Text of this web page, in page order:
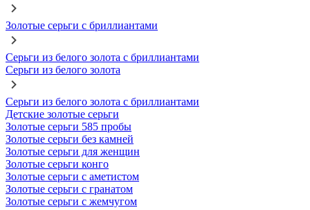
Золотые серьги с бриллиантами
Серьги из белого золота с бриллиантами
Серьги из белого золота
Серьги из белого золота с бриллиантами
Детские золотые серьги
Золотые серьги 585 пробы
Золотые серьги без камней
Золотые серьги для женщин
Золотые серьги конго
Золотые серьги с аметистом
Золотые серьги с гранатом
Золотые серьги с жемчугом